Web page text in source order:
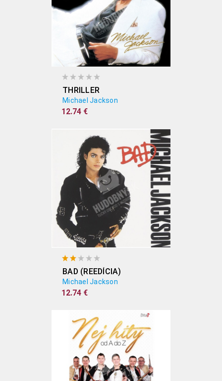
THRILLER
Michael Jackson
12.74 €
BAD (REEDÍCIA)
Michael Jackson
12.74 €